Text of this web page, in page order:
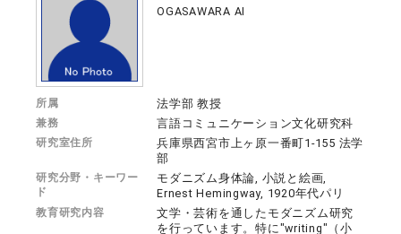
OGASAWARA AI
所属 法学部 教授
兼務 言語コミュニケーション文化研究科
研究室住所
兵庫県西宮市上ヶ原一番町1-155 法学
部
研究分野・キーワー
ド
モダニズム身体論, 小説と絵画,
Ernest Hemingway, 1920年代パリ
教育研究内容
文学・芸術を通したモダニズム研究
を行っています。特に"writing"（小